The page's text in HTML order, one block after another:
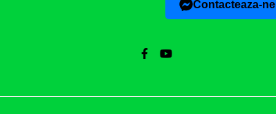
Contacteaza-ne